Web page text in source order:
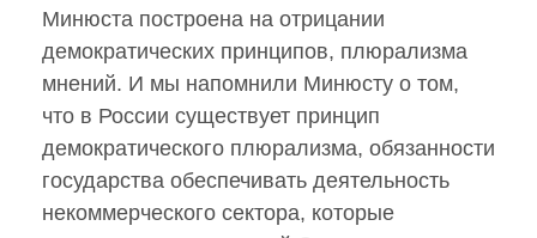
Минюста построена на отрицании
демократических принципов, плюрализма
мнений. И мы напомнили Минюсту о том,
что в России существует принцип
демократического плюрализма, обязанности
государства обеспечивать деятельность
некоммерческого сектора, которые